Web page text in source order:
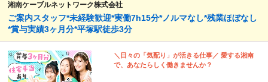
湘南ケーブルネットワーク株式会社
ご案内スタッフ*未経験歓迎*実働7h15分*ノルマなし*残業ほぼなし
*賞与実績3ヶ月分*平塚駅徒歩3分
＼日々の「気配り」が活きる仕事／ 愛する湘南
で、あなたらしく働きませんか？